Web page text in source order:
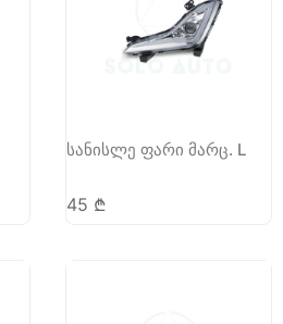
სანისლე ფარი მარც. L
45 ₾